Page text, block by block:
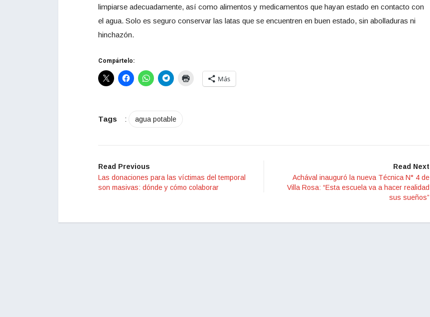
limpiarse adecuadamente, así como alimentos y medicamentos que hayan estado en contacto con
el agua. Solo es seguro conservar las latas que se encuentren en buen estado, sin abolladuras ni
hinchazón.
Compártelo:
Más
Tags : agua potable
Read Previous
Las donaciones para las víctimas del temporal
son masivas: dónde y cómo colaborar
Read Next
Achával inauguró la nueva Técnica N° 4 de
Villa Rosa: “Esta escuela va a hacer realidad
sus sueños”